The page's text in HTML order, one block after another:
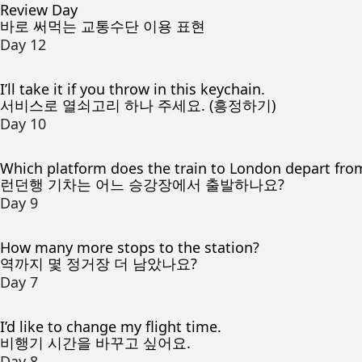
Review Day
바로 써먹는 교통수단 이용 표현
Day 12
I’ll take it if you throw in this keychain.
서비스로 열쇠고리 하나 주세요. (흥정하기)
Day 10
Which platform does the train to London depart
런던행 기차는 어느 승강장에서 출발하나요?
Day 9
How many more stops to the station?
역까지 몇 정거장 더 남았나요?
Day 7
I’d like to change my flight time.
비행기 시간을 바꾸고 싶어요.